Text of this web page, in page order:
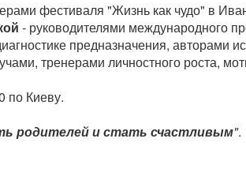
фестиваля "Жизнь как чудо" в
- руководителями международного
предназначения, авторами
тренерами личностного роста,
по Киеву.
родителей и стать счастливым".